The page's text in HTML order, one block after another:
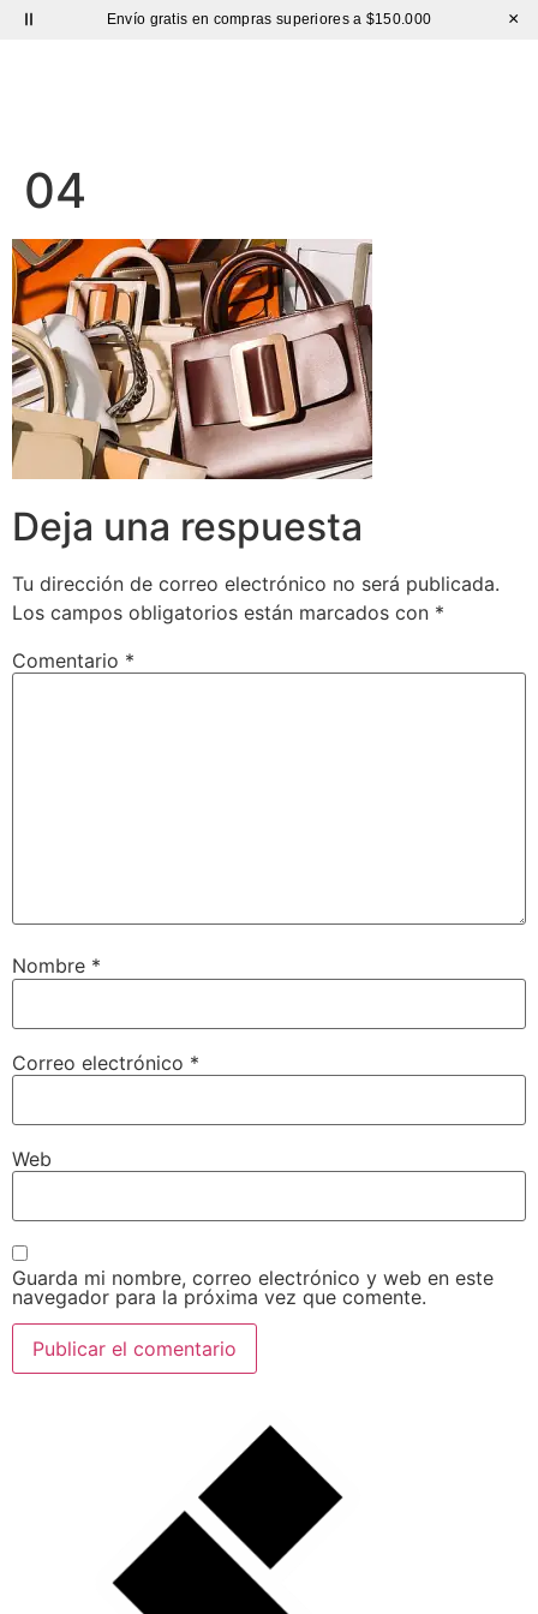
Envío gratis en compras superiores a $150.000 ×
04
Deja una respuesta
Tu dirección de correo electrónico no será publicada.
Los campos obligatorios están marcados con *
Comentario *
Nombre *
Correo electrónico *
Web
Guarda mi nombre, correo electrónico y web en este
navegador para la próxima vez que comente.